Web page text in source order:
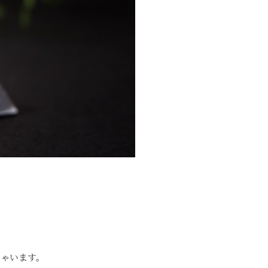
います。